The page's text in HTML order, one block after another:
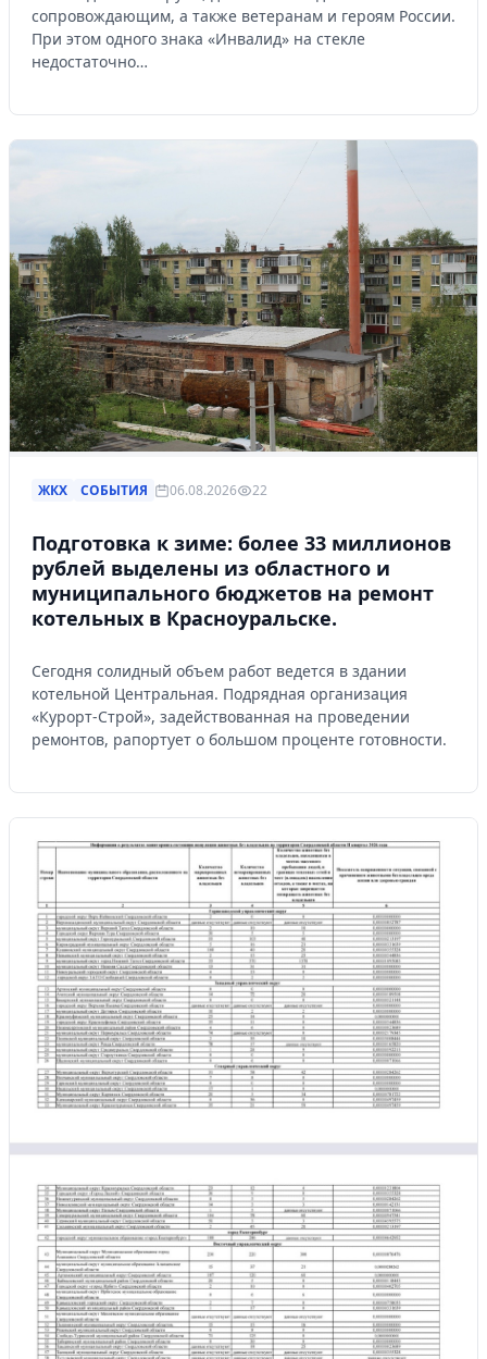
сопровождающим, а также ветеранам и героям России.
При этом одного знака «Инвалид» на стекле
недостаточно…
ЖКХ СОБЫТИЯ 06.08.2026 22
Подготовка к зиме: более 33 миллионов
рублей выделены из областного и
муниципального бюджетов на ремонт
котельных в Красноуральске.
Сегодня солидный объем работ ведется в здании
котельной Центральная. Подрядная организация
«Курорт-Строй», задействованная на проведении
ремонтов, рапортует о большом проценте готовности.